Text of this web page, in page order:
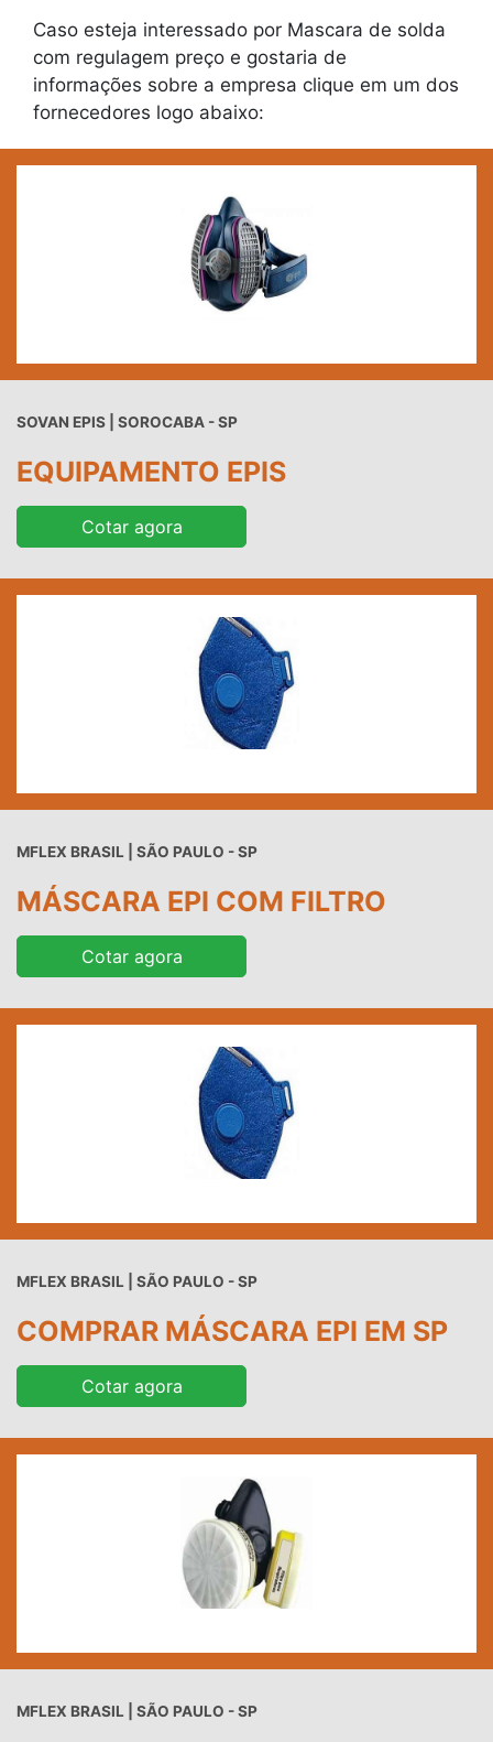
Caso esteja interessado por Mascara de solda
com regulagem preço e gostaria de
informações sobre a empresa clique em um dos
fornecedores logo abaixo:
SOVAN EPIS | SOROCABA - SP
EQUIPAMENTO EPIS
Cotar agora
MFLEX BRASIL | SÃO PAULO - SP
MÁSCARA EPI COM FILTRO
Cotar agora
MFLEX BRASIL | SÃO PAULO - SP
COMPRAR MÁSCARA EPI EM SP
Cotar agora
MFLEX BRASIL | SÃO PAULO - SP